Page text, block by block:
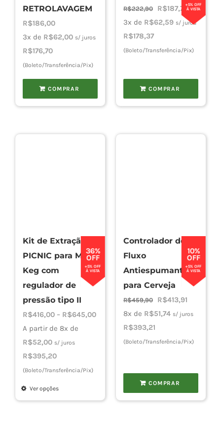
RETROLAVAGEM
R$186,00
3x de R$62,00 s/ juros
R$176,70
(Boleto/Transferência/Pix)
COMPRAR
+5% OFF
À VISTA
R$222,90
O
preço
era:
R$187,76O
preço
é:
3x de R$62,59 s/ juros
R$178,37
(Boleto/Transferência/Pix)
COMPRAR
36%
OFF
+5% OFF
À VISTA
Kit de Extração
PICNIC para Mini
Keg com
regulador de
pressão tipo II
R$416,00 – R$645,00Faixa
A partir de 8x de
R$52,00 s/ juros
R$395,20
(Boleto/Transferência/Pix)
Ver opções
Este
10%
OFF
+5% OFF
À VISTA
Controlador de
Fluxo
Antiespumante
para Cerveja
R$459,90
O
preço
era:
R$413,91
preço
é:
8x de R$51,74 s/ juros
R$393,21
(Boleto/Transferência/Pix)
COMPRAR